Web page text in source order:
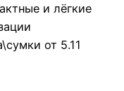
и лёгкие
от 5.11